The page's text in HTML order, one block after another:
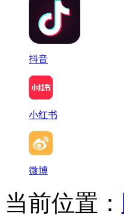
抖音
小红书
微博
当前位置：